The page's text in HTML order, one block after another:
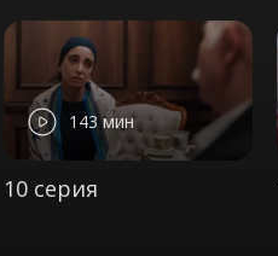
143 мин
10 серия